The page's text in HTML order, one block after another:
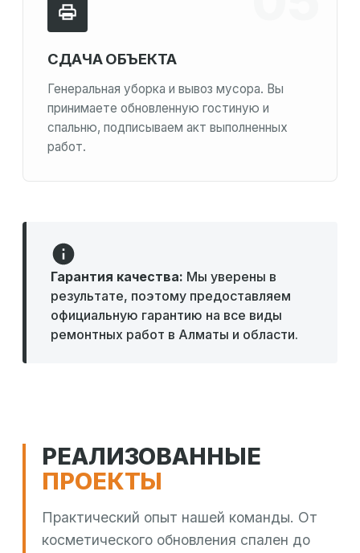
СДАЧА ОБЪЕКТА
Генеральная уборка и вывоз мусора. Вы
принимаете обновленную гостиную и
спальню, подписываем акт выполненных
работ.
Гарантия качества: Мы уверены в
результате, поэтому предоставляем
официальную гарантию на все виды
ремонтных работ в Алматы и области.
РЕАЛИЗОВАННЫЕ
ПРОЕКТЫ
Практический опыт нашей команды. От
косметического обновления спален до